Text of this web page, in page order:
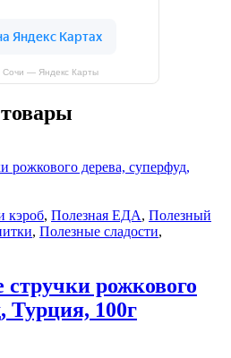
Сочи — Яндекс Карты
кэроб, Полезная ЕДА, Полезный
, Полезные сладости,
рожкового
Турция, 100г